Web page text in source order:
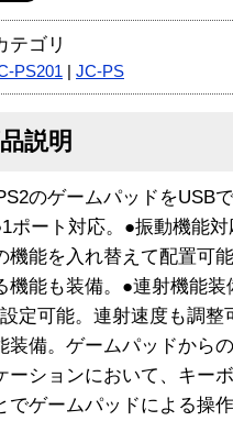
テゴリ
PS201 JC-PS
説明
のゲームパッドをUSB
ポート対応。●振動機能
機能を入れ替えて配置可
機能も装備。●連射機能
定可能。連射速度も調
装備。ゲームパッドから
ーションにおいて、キー
でゲームパッドによる操